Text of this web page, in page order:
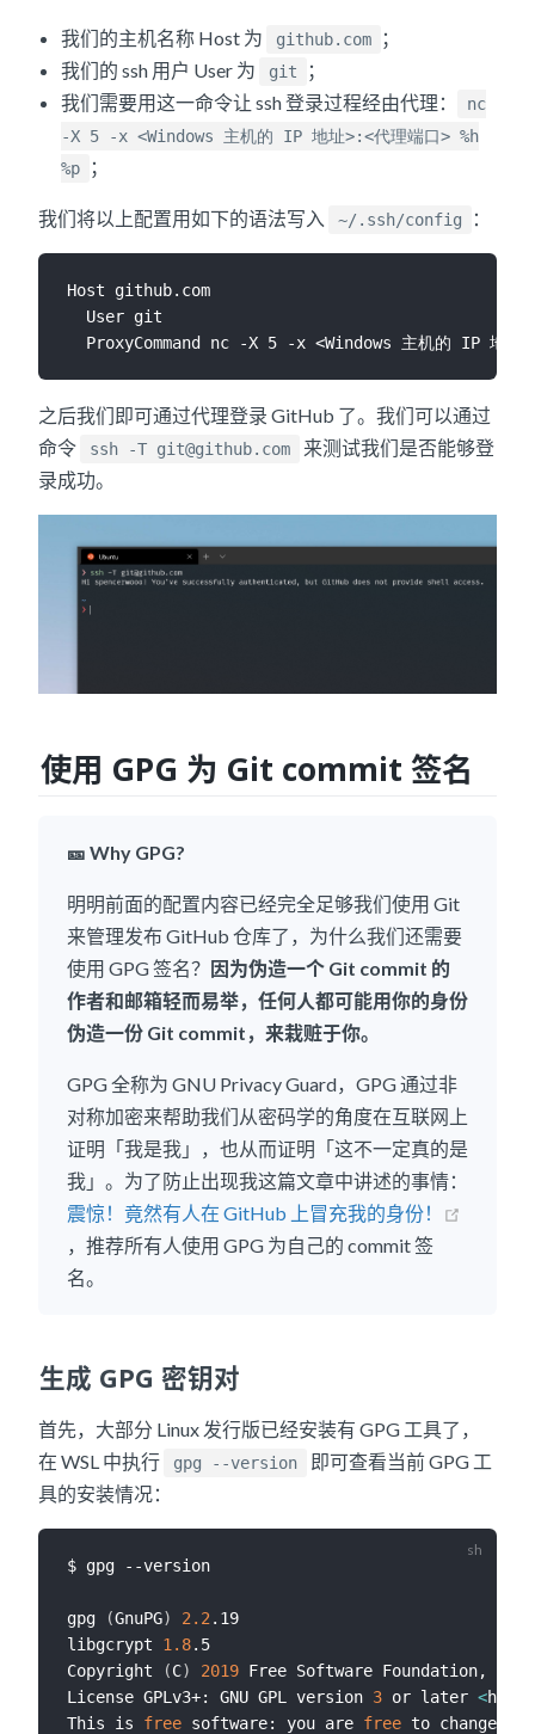
我们的主机名称 Host 为 github.com
；
我们的 ssh 用户 User 为
git
；
我们需要用这一命令让 ssh 登录过程经由代理：
nc
-X 5 -x <Windows 主机的 IP 地址>:<代理端口> %h
%p
；
我们将以上配置用如下的语法写入 ~/.ssh/config ：
Host github.com
  User git
之后我们即可通过代理登录 GitHub 了。我们可以通过
命令
ssh -T git@github.com
来测试我们是否能够登
录成功。
使用 GPG 为 Git commit 签名
🎫 Why GPG?
明明前面的配置内容已经完全足够我们使用 Git
来管理发布 GitHub 仓库了，为什么我们还需要
使用 GPG 签名？ 因为伪造一个 Git commit 的
作者和邮箱轻而易举，任何人都可能用你的身份
伪造一份 Git commit，来栽赃于你。
GPG 全称为 GNU Privacy Guard，GPG 通过非
对称加密来帮助我们从密码学的角度在互联网上
证明「我是我」，也从而证明「这不一定真的是
我」。为了防止出现我这篇文章中讲述的事情：
震惊！竟然有人在 GitHub 上冒充我的身份！
，推荐所有人使用 GPG 为自己的 commit 签
名。
生成 GPG 密钥对
首先，大部分 Linux 发行版已经安装有 GPG 工具了，
在 WSL 中执行
gpg --version
即可查看当前 GPG 工
具的安装情况：
$ gpg --version
gpg (GnuPG) 2.2 .19
libgcrypt 1.8.5
Copyright
(C) 2019 Free Software Foundation, Inc.
License GPLv3+: GNU GPL version 3 or later <
This is free software: you are free to change